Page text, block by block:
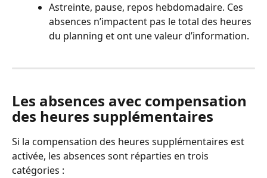
Astreinte, pause, repos hebdomadaire. Ces
absences n’impactent pas le total des heures
du planning et ont une valeur d’information.
Les absences avec compensation
des heures supplémentaires
Si la compensation des heures supplémentaires est
activée, les absences sont réparties en trois
catégories :